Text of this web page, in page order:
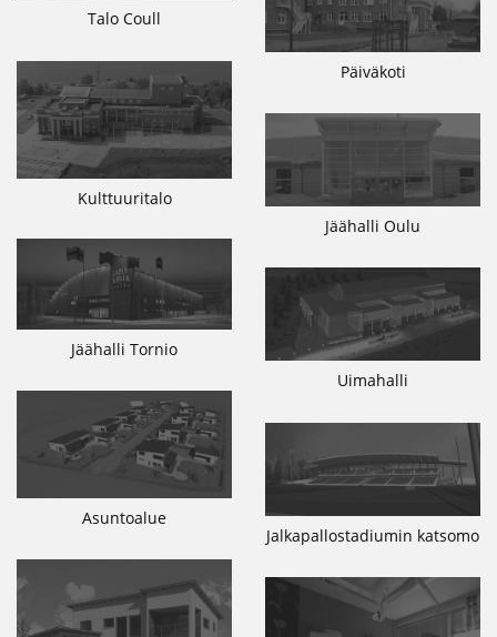
Talo Coull
Päiväkoti
Kulttuuritalo
Jäähalli Oulu
Jäähalli Tornio
Uimahalli
Asuntoalue
Jalkapallostadiumin katsomo